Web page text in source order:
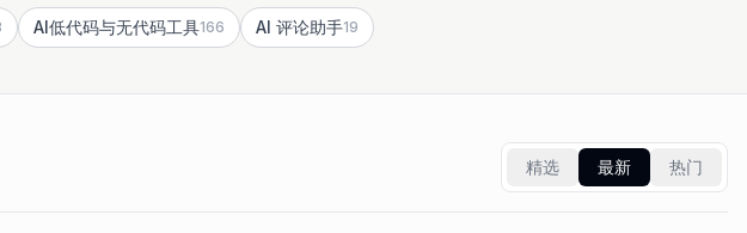
AI低代码与无代码工具166 AI 评论助手19
精选 最新 热门